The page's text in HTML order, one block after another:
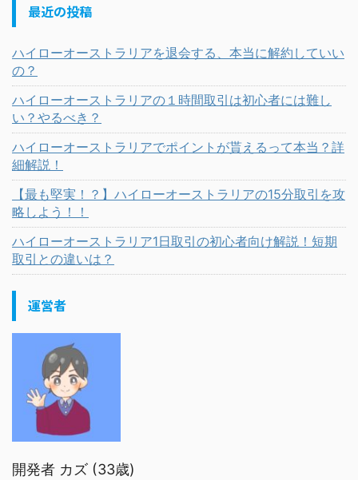
最近の投稿
ハイローオーストラリアを退会する、本当に解約していい
の？
ハイローオーストラリアの１時間取引は初心者には難し
い？やるべき？
ハイローオーストラリアでポイントが貰えるって本当？詳
細解説！
【最も堅実！？】ハイローオーストラリアの15分取引を攻
略しよう！！
ハイローオーストラリア1日取引の初心者向け解説！短期
取引との違いは？
運営者
開発者 カズ (33歳)